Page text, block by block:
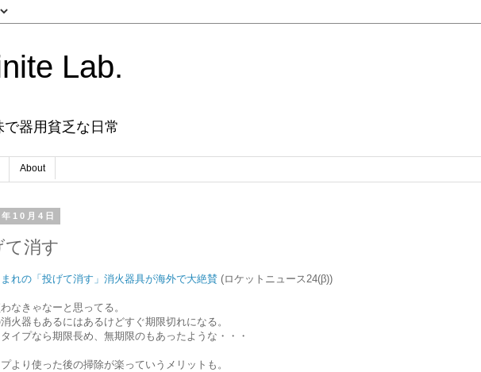
Lab.
で器用貧乏な日常
About
10月4日
て消す
まれの「投げて消す」消火器具が海外で大絶賛 (ロケットニュース24(β))
なきゃなーと思ってる。
火器もあるにはあるけどすぐ期限切れになる。
イプなら期限長め、無期限のもあったような・・・
より使った後の掃除が楽っていうメリットも。